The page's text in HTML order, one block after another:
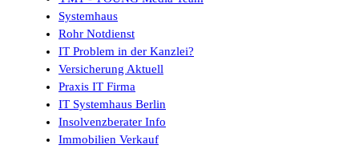
Systemhaus
Rohr Notdienst
IT Problem in der Kanzlei?
Versicherung Aktuell
Praxis IT Firma
IT Systemhaus Berlin
Insolvenzberater Info
Immobilien Verkauf